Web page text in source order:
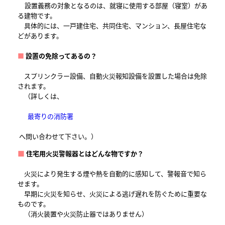
設置義務の対象となるのは、就寝に使用する部屋（寝室）があ
る建物です。
具体的には、一戸建住宅、共同住宅、マンション、長屋住宅な
どがあります。
■ 設置の免除ってあるの？
スプリンクラー設備、自動火災報知設備を設置した場合は免除
されます。
（詳しくは、
最寄りの消防署
へ問い合わせて下さい。）
■ 住宅用火災警報器とはどんな物ですか？
火災により発生する煙や熱を自動的に感知して、警報音で知ら
せます。
早期に火災を知らせ、火災による逃げ遅れを防ぐために重要な
ものです。
（消火装置や火災防止器ではありません）